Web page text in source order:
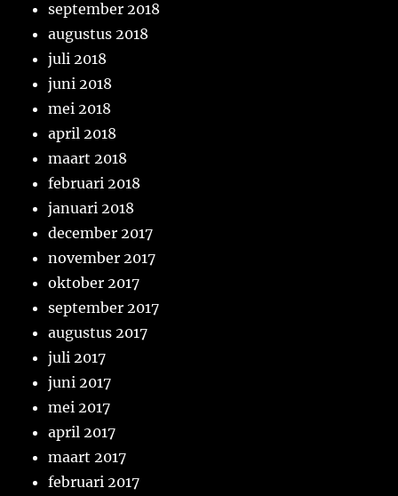
september 2018
augustus 2018
juli 2018
juni 2018
mei 2018
april 2018
maart 2018
februari 2018
januari 2018
december 2017
november 2017
oktober 2017
september 2017
augustus 2017
juli 2017
juni 2017
mei 2017
april 2017
maart 2017
februari 2017